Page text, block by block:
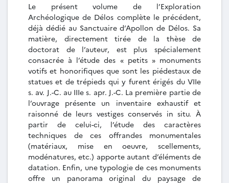
Le présent volume de l’Exploration
Archéologique de Délos complète le précédent,
déjà dédié au Sanctuaire d’Apollon de Délos. Sa
matière, directement tirée de la thèse de
doctorat de l’auteur, est plus spécialement
consacrée à l’étude des « petits » monuments
votifs et honorifiques que sont les piédestaux de
statues et de trépieds qui y furent érigés du VIIe
s. av. J.-C. au IIIe s. apr. J.-C. La première partie de
l’ouvrage présente un inventaire exhaustif et
raisonné de leurs vestiges conservés in situ. À
partir de celui-ci, l’étude des caractères
techniques de ces offrandes monumentales
(matériaux, mise en oeuvre, scellements,
modénatures, etc.) apporte autant d’éléments de
datation. Enfin, une typologie de ces monuments
offre un panorama original du paysage de